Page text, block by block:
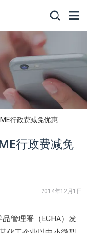
行政费减免优惠
行政费减免
2014年12月1日
管理署（ECHA）发